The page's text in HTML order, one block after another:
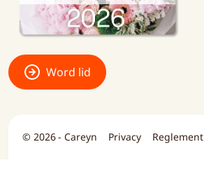
Word lid
© 2026 - Careyn Privacy Reglement